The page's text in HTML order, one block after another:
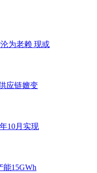
为老赖 现或
应链嬗变
10月实现
15GWh